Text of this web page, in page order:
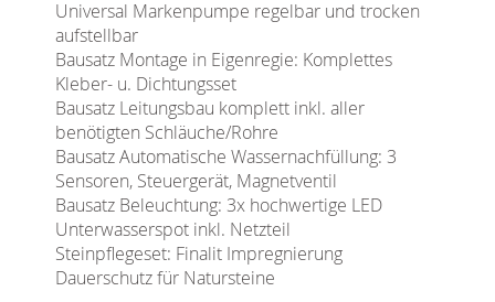
Universal Markenpumpe regelbar und trocken
aufstellbar
Bausatz Montage in Eigenregie: Komplettes
Kleber- u. Dichtungsset
Bausatz Leitungsbau komplett inkl. aller
benötigten Schläuche/Rohre
Bausatz Automatische Wassernachfüllung: 3
Sensoren, Steuergerät, Magnetventil
Bausatz Beleuchtung: 3x hochwertige LED
Unterwasserspot inkl. Netzteil
Steinpflegeset: Finalit Impregnierung
Dauerschutz für Natursteine